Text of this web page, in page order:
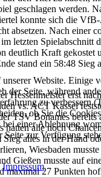
geschlagen werden.
konnte sich die
absetzen. Nach einer
letzten Spielabschnitt
deutlich Kraft gekostet
stand ein 58:48 Sieg
Hessenmeister erst
vs. ACT Kassel
TSV Bonames bereits
hatten alle noch
Sieg alles in der Hand
Wiesbaden
Gießen musste auf
maximal 27 Punkten
Website. Einige
der Seite, während
zu verbessern
ob Sie die
bei einer Ablehnung
zur Verfügung
Impressum